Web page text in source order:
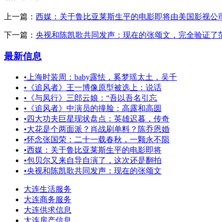
上一篇： 西媒：关于鲁比亚莱斯生平的电影即将由美国影视公
下一篇： 央视和陈凯歌共同发声：现在的张颂文，完全验证了
最新信息
• 上海时装周：baby露怯，奚梦瑶太土，吴千
• 《追风者》王一博像原型被选上：说话
• 《与凤行》三郎云娘：“吾以吾名引忘
• 《追风者》中演员的撞脸：高露和高圆
• 四大功夫巨星现状盘点：英雄迟暮，传奇
•大花是个两面派？肖战刷单料？陈乔恩婚
•怀念张国荣：二十一载春秋，一颗永不陨
•西媒：关于鲁比亚莱斯生平的电影即将
•包贝尔又来自导自演了，这次还是翻拍
•央视和陈凯歌共同发声：现在的张颂文
大连生活服务
大连商务服务
大连供求信息
大连房产信息